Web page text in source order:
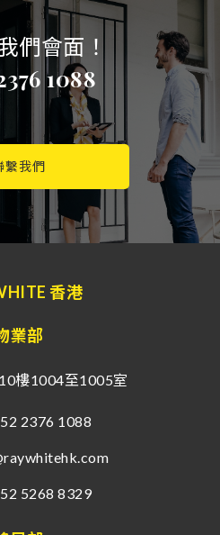
們會面！
1088
繫我們
香港
業部
樓1004至1005室
2376 1088
5268 8329